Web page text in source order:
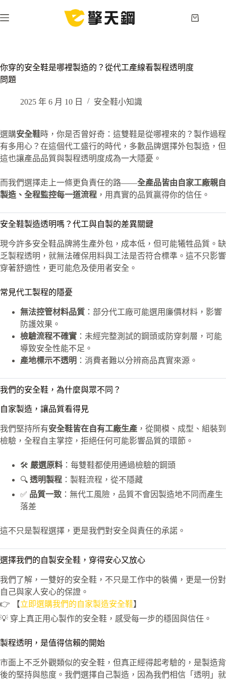
至
容
購
你穿的安全鞋是哪裡製造的？從代工產線看製程透明度
問題
2025 年 6 月 10 日 安全鞋小知識
選購安全鞋時，你是否曾好奇：這雙鞋是從哪裡來的？製作過程
有多用心？在這個代工盛行的時代，多數品牌選擇外包製造，但
這也讓產品品質與製程透明度成為一大隱憂。
而我們選擇走上一條更負責任的路——全產品皆由自家工廠親自
製造、全程監控每一道流程 ，用真實的品質贏得你的信任。
安全鞋製造透明嗎？代工與自製的差異關鍵
現今許多安全鞋品牌將生產外包，成本低，但可能犧牲品質。缺
乏製程透明，就無法確保用料與工法是否符合標準。這不只影響
穿著舒適性，更可能危及使用者安全。
常見代工製程的隱憂
無法控管材料品質 ：部分代工廠可能選用廉價材料，影響
防護效果。
檢驗流程不確實 ：未經完整測試的鋼頭或防穿刺層，可能
導致安全性能不足。
產地標示不透明 ：消費者難以分辨商品真實來源。
我們的安全鞋，為什麼與眾不同？
自家製造，讓品質看得見
我們堅持所有安全鞋皆在自有工廠生產 ，從開模、成型、組裝到
檢驗，全程自主掌控，拒絕任何可能影響品質的環節。
🛠 嚴選原料 ：每雙鞋都使用通過檢驗的鋼頭
🔍 透明製程 ：製鞋流程，從不隱藏
✅ 品質一致 ：無代工風險，品質不會因製造地不同而產生
落差
這不只是製程選擇，更是我們對安全與責任的承諾。
選擇我們的自製安全鞋，穿得安心又放心
我們了解，一雙好的安全鞋，不只是工作中的裝備，更是一份對
自己與家人安心的保證。
👉 【立即選購我們的自家製造安全鞋】
💡 穿上真正用心製作的安全鞋，感受每一步的穩固與信任。
製程透明，是值得信賴的開始
市面上不乏外觀類似的安全鞋，但真正經得起考驗的，是製造背
後的堅持與態度。我們選擇自己製造，因為我們相信「透明」就